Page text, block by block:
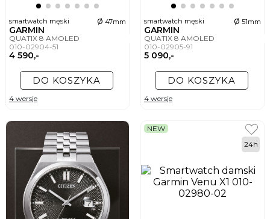
smartwatch męski ø 47mm
GARMIN
QUATIX 8 AMOLED
010-02904-51
4 590,-
DO KOSZYKA
4 wersje
smartwatch męski ø 51mm
GARMIN
QUATIX 8 AMOLED
010-02905-91
5 090,-
DO KOSZYKA
4 wersje
NEW
24h